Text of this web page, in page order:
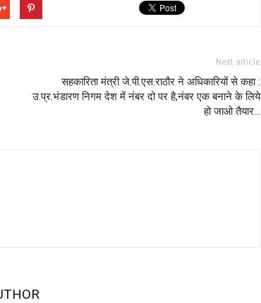
Next article
सहकारिता मंत्री जे.पी.एस.राठौर ने अधिकारियों से कहा :
उ.प्र.भंडारण निगम देश में नंबर दो पर है,नंबर एक बनाने के लिये
हो जाओ तैयार…